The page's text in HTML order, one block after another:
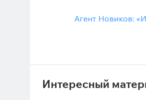
Агент Новиков:
Интересный